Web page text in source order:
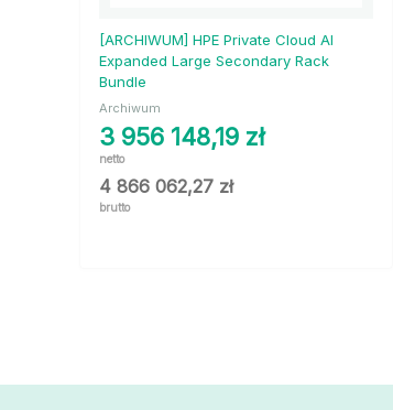
[ARCHIWUM] HPE Private Cloud AI
Expanded Large Secondary Rack
Bundle
Archiwum
3 956 148,19 zł
netto
4 866 062,27 zł
brutto